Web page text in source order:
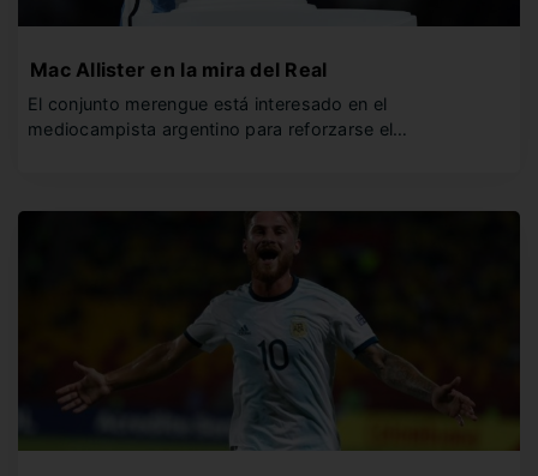
Mac Allister en la mira del Real
El conjunto merengue está interesado en el
mediocampista argentino para reforzarse el…